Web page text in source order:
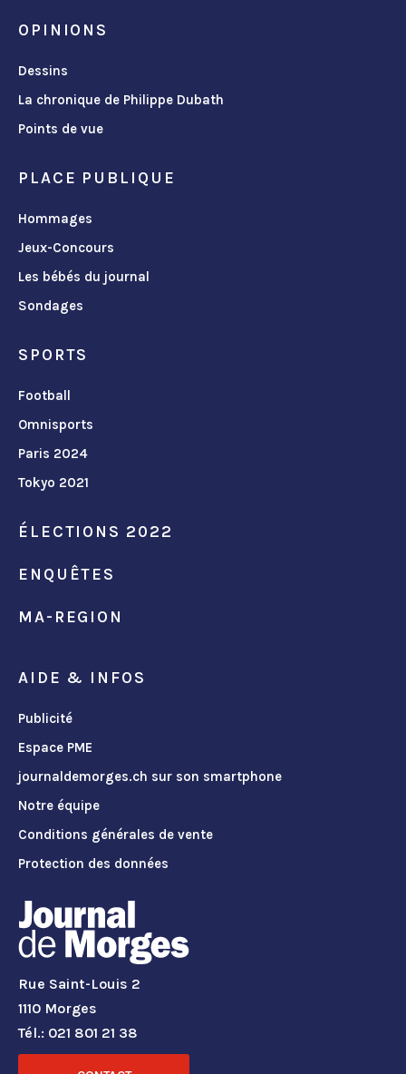
OPINIONS
Dessins
La chronique de Philippe Dubath
Points de vue
PLACE PUBLIQUE
Hommages
Jeux-Concours
Les bébés du journal
Sondages
SPORTS
Football
Omnisports
Paris 2024
Tokyo 2021
ÉLECTIONS 2022
ENQUÊTES
MA-REGION
AIDE & INFOS
Publicité
Espace PME
journaldemorges.ch sur son smartphone
Notre équipe
Conditions générales de vente
Protection des données
Rue Saint-Louis 2
1110 Morges
Tél.: 021 801 21 38